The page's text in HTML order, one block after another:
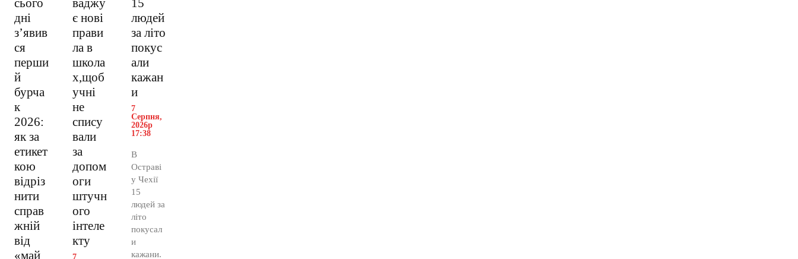
дні
з’явив
ся
перши
й
бурча
к
2026:
як за
етикет
кою
відріз
нити
справ
жній
від
«май
є нові
прави
ла в
школа
х,щоб
учні
не
спису
вали
за
допом
оги
штучн
ого
інтеле
кту
7
людей
за літо
покус
али
кажан
и
7
Серпня,
2026р
17:38
В
Остраві
у Чехії
15
людей за
літо
покусал
и
кажани.